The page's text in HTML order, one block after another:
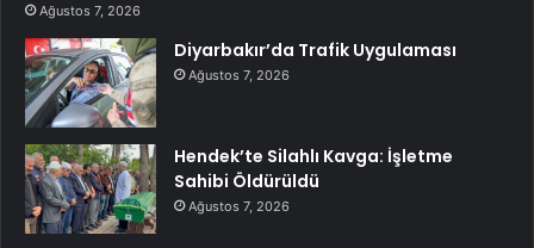
Ağustos 7, 2026
Diyarbakır’da Trafik Uygulaması
Ağustos 7, 2026
Hendek’te Silahlı Kavga: İşletme
Sahibi Öldürüldü
Ağustos 7, 2026